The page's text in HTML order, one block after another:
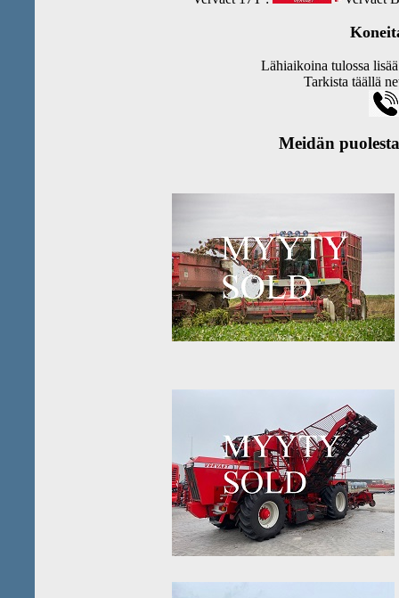
Lähiaikoina tulossa
Tarkista täällä
Meidän